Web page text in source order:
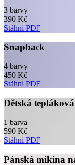
3 barvy
390 Kč
Stáhni PDF
Snapback
4 barvy
450 Kč
Stáhni PDF
Dětská
1 barva
590 Kč
Stáhni PDF
Pánská mikina